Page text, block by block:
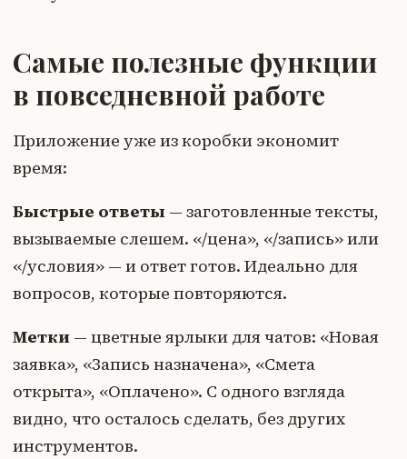
Самые полезные функции
в повседневной работе
Приложение уже из коробки экономит
время:
Быстрые ответы — заготовленные тексты,
вызываемые слешем. «/цена», «/запись» или
«/условия» — и ответ готов. Идеально для
вопросов, которые повторяются.
Метки — цветные ярлыки для чатов: «Новая
заявка», «Запись назначена», «Смета
открыта», «Оплачено». С одного взгляда
видно, что осталось сделать, без других
инструментов.